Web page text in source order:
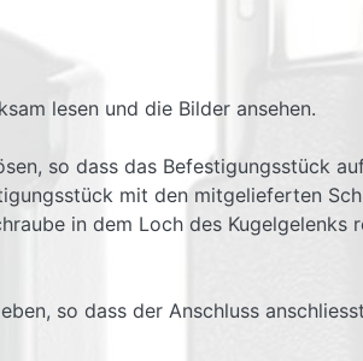
lesen und die Bilder ansehen.
so dass das Befestigungsstück
mit den mitgelieferten
in dem Loch des
so dass der Anschluss